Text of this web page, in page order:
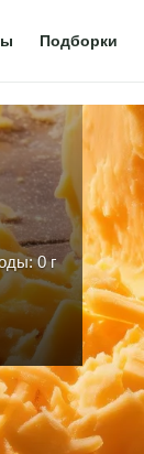
Подборки
0 г